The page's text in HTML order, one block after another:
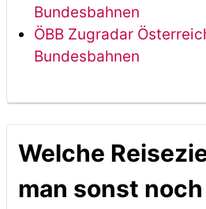
Bundesbahnen
ÖBB Zugradar
Bundesbahnen
Welche
man sonst